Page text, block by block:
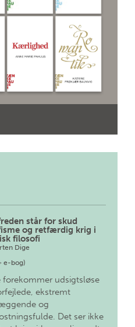
står for skud
og retfærdig krig i
filosofi
Dige
e-bog)
forekommer udsigtsløse
ekstremt
og
Det ser ikke